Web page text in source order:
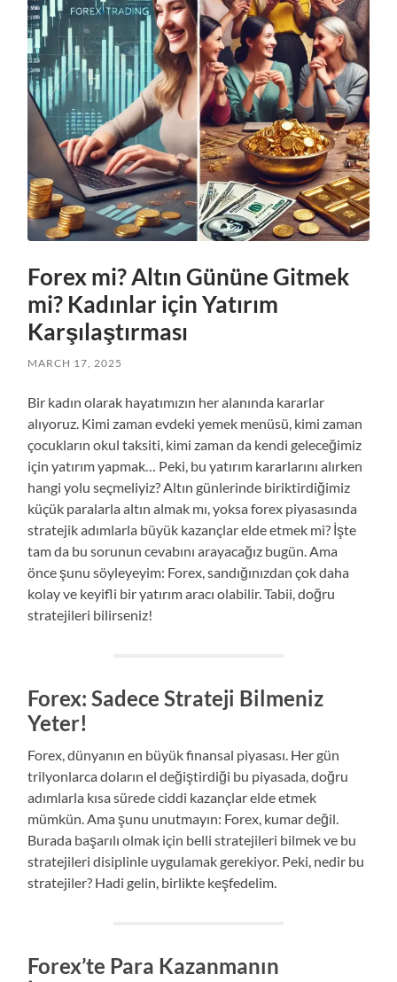
Forex mi? Altın Gününe Gitmek
mi? Kadınlar için Yatırım
Karşılaştırması
MARCH 17, 2025
Bir kadın olarak hayatımızın her alanında kararlar
alıyoruz. Kimi zaman evdeki yemek menüsü, kimi zaman
çocukların okul taksiti, kimi zaman da kendi geleceğimiz
için yatırım yapmak… Peki, bu yatırım kararlarını alırken
hangi yolu seçmeliyiz? Altın günlerinde biriktirdiğimiz
küçük paralarla altın almak mı, yoksa forex piyasasında
stratejik adımlarla büyük kazançlar elde etmek mi? İşte
tam da bu sorunun cevabını arayacağız bugün. Ama
önce şunu söyleyeyim: Forex, sandığınızdan çok daha
kolay ve keyifli bir yatırım aracı olabilir. Tabii, doğru
stratejileri bilirseniz!
Forex: Sadece Strateji Bilmeniz
Yeter!
Forex, dünyanın en büyük finansal piyasası. Her gün
trilyonlarca doların el değiştirdiği bu piyasada, doğru
adımlarla kısa sürede ciddi kazançlar elde etmek
mümkün. Ama şunu unutmayın: Forex, kumar değil.
Burada başarılı olmak için belli stratejileri bilmek ve bu
stratejileri disiplinle uygulamak gerekiyor. Peki, nedir bu
stratejiler? Hadi gelin, birlikte keşfedelim.
Forex’te Para Kazanmanın